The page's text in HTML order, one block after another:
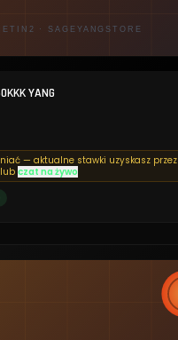
YANG
— aktualne stawki uzyskasz przez
lub czat na żywo